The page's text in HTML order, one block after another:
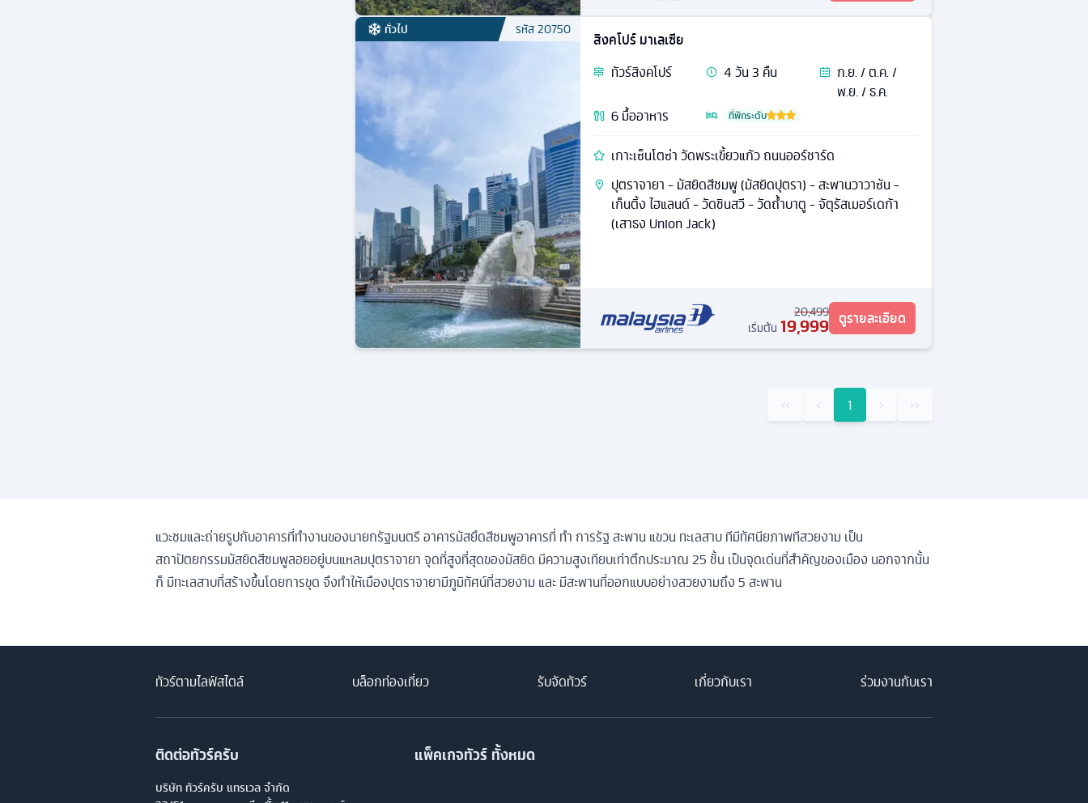
ทั่วไป รหัส20750
สิงคโปร์ มาเลเซีย
ทัวร์สิงคโปร์ 4วัน3 คืน
ก.ย. / ต.ค. /
พ.ย. / ธ.ค.
6มื้ออาหาร ที่พักระดับ
เกาะเซ็นโตซ่า วัดพระเขี้ยวแก้ว ถนนออร์ชาร์ด
ปุตราจายา - มัสยิดสีชมพู (มัสยิดปุตรา) - สะพานวาวาซัน -
เก็นติ้ง ไฮแลนด์ - วัดชินสวี - วัดถํ้าบาตู - จัตุรัสเมอร์เดก้า
(เสาธง Union Jack)
20,499
เริ่มต้น 19,999 ดูรายละเอียด
‹‹ ‹ 1 › ››
แวะชมและถ่ายรูปกับอาคารที่ทำงานของนายกรัฐมนตรี อาคารมัสยึดสีชมพูอาคารที่ ทำ การรัฐ สะพาน แขวน ทะเลสาบ ทีมีทัศนียภาพทีสวยงาม เป็น
สถาปัตยกรรมมัสยิดสีชมพูลอยอยู่บนแหลมปุตราจายา จุดที่สูงที่สุดของมัสยิด มีความสูงเทียบเท่าตึกประมาณ 25 ชั้น เป็นจุดเด่นที่สำคัญของเมือง นอกจากนั้น
ก็ มีทะเลสาบที่สร้างขึ้นโดยการขุด จึงทำให้เมืองปุตราจายามีภูมิทัศน์ที่สวยงาม และ มีสะพานที่ออกแบบอย่างสวยงามถึง 5 สะพาน
ทัวร์ตามไลฟ์สไตล์ บล็อกท่องเที่ยว รับจัดทัวร์ เกี่ยวกับเรา ร่วมงานกับเรา
ติดต่อทัวร์ครับ
บริษัท ทัวร์ครับ แทรเวล จำกัด
แพ็คเกจทัวร์ ทั้งหมด